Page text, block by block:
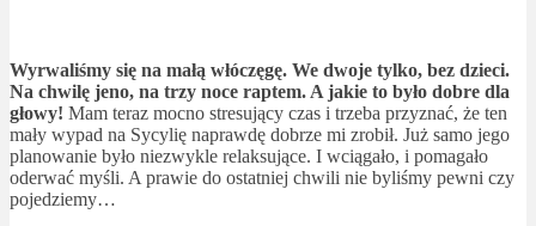
Wyrwaliśmy się na małą włóczęgę. We dwoje tylko, bez dzieci.
Na chwilę jeno, na trzy noce raptem. A jakie to było dobre dla
głowy! Mam teraz mocno stresujący czas i trzeba przyznać, że ten
mały wypad na Sycylię naprawdę dobrze mi zrobił. Już samo jego
planowanie było niezwykle relaksujące. I wciągało, i pomagało
oderwać myśli. A prawie do ostatniej chwili nie byliśmy pewni czy
pojedziemy…